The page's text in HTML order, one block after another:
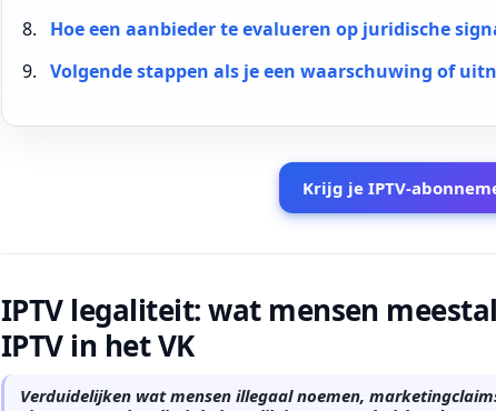
Hoe een aanbieder te evalueren op juridische
Volgende stappen als je een waarschuwing of
Krijg je IPTV-
IPTV legaliteit: wat mensen
IPTV in het VK
Verduidelijken wat mensen illegaal noemen,